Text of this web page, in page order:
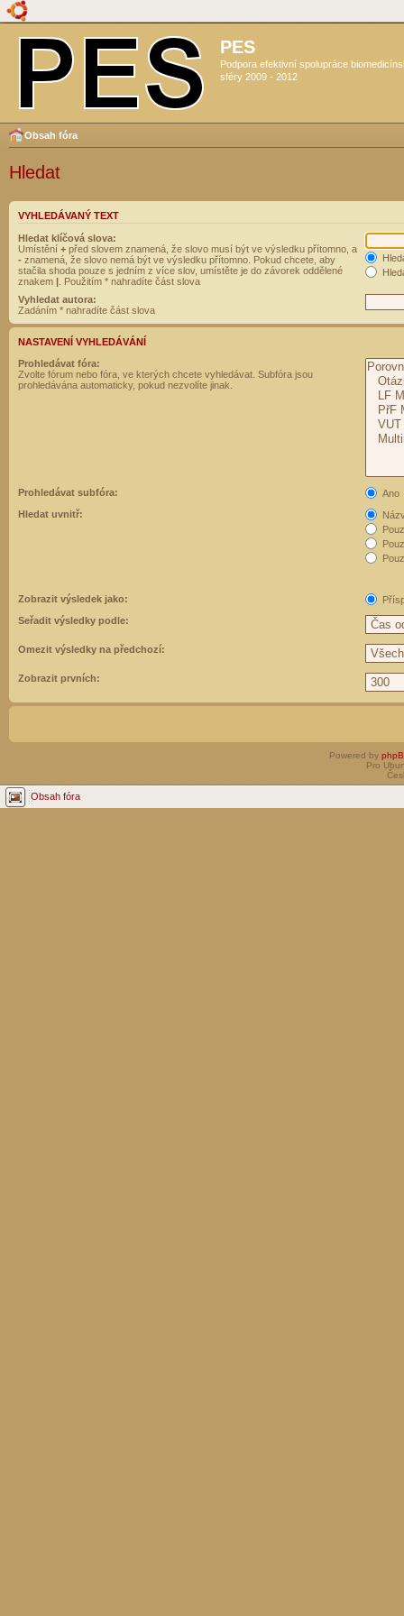
PES
Podpora efektivní spolupráce
sféry 2009 - 2012
Obsah fóra
Hledat
VYHLEDÁVANÝ TEXT
Hledat klíčová slova:
Umístění + před slovem znamená, že slovo musí být ve výsledku přítomno, a
- znamená, že slovo nemá být ve výsledku přítomno. Pokud chcete, aby
stačila shoda pouze s jedním z více slov, umístěte je do závorek oddělené
znakem | . Použitím * nahradíte část slova
Vyhledat autora:
Zadáním * nahradíte část slova
NASTAVENÍ VYHLEDÁVÁNÍ
Prohledávat fóra:
Zvolte fórum nebo fóra, ve kterých chcete vyhledávat. Subfóra jsou
prohledávána automaticky, pokud nezvolíte jinak.
Prohledávat subfóra:
Ano
Hledat uvnitř:
Zobrazit výsledek jako:
Seřadit výsledky podle:
Omezit výsledky na předchozí:
Zobrazit prvních:
Powered by
Pro
Obsah fóra